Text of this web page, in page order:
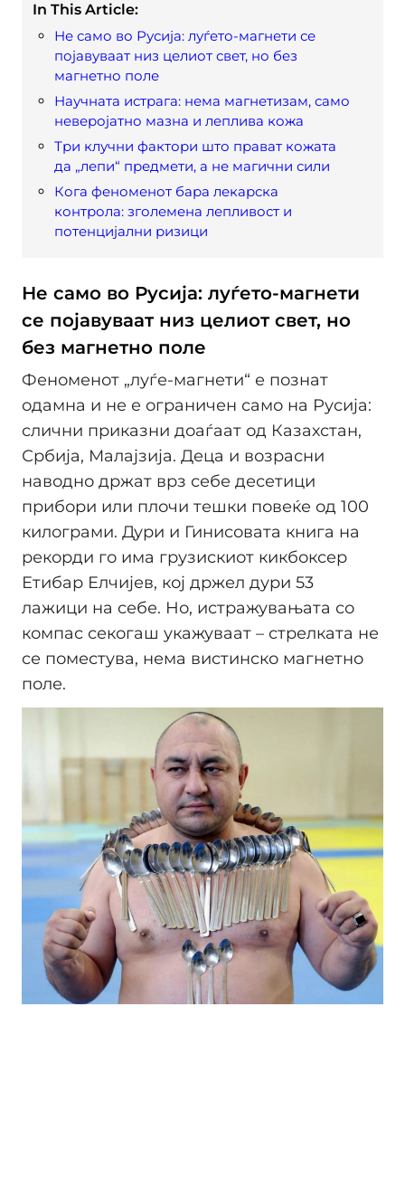
In This Article:
Не само во Русија: луѓето-магнети се
појавуваат низ целиот свет, но без
магнетно поле
Научната истрага: нема магнетизам, само
неверојатно мазна и леплива кожа
Три клучни фактори што прават кожата
да „лепи“ предмети, а не магични сили
Кога феноменот бара лекарска
контрола: зголемена лепливост и
потенцијални ризици
Не само во Русија: луѓето-магнети
се појавуваат низ целиот свет, но
без магнетно поле
Феноменот „луѓе-магнети“ е познат
одамна и не е ограничен само на Русија:
слични приказни доаѓаат од Казахстан,
Србија, Малајзија. Деца и возрасни
наводно држат врз себе десетици
прибори или плочи тешки повеќе од 100
килограми. Дури и Гинисовата книга на
рекорди го има грузискиот кикбоксер
Етибар Елчијев, кој држел дури 53
лажици на себе. Но, истражувањата со
компас секогаш укажуваат – стрелката не
се поместува, нема вистинско магнетно
поле.